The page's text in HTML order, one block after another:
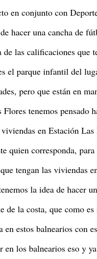
en conjunto con
hacer una cancha de
las calificaciones que
el parque infantil del
pero que están en
Flores tenemos
en Estación
quien corresponda,
tengan las viviendas
la idea de hacer
de la costa, que como
en estos balnearios con
en los balnearios eso y